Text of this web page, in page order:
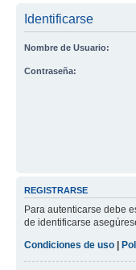
Identificarse
Nombre de Usuario:
Contraseña:
REGISTRARSE
Para autenticarse debe
de identificarse
Condiciones de uso |